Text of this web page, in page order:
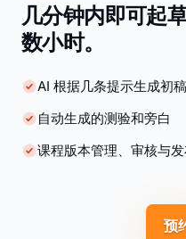
几分钟内即可起
数小时。
AI 根据几条提示生成初稿
自动生成的测验和旁白
课程版本管理、审核与
预